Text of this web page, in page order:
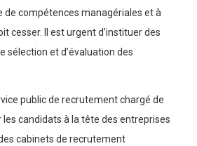
de compétences managériales et à
cesser. Il est urgent d’instituer des
sélection et d’évaluation des
public de recrutement chargé de
candidats à la tête des entreprises
cabinets de recrutement